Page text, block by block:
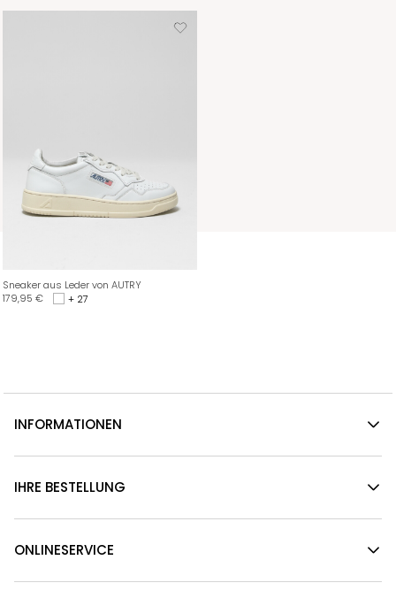
Sneaker aus Leder von AUTRY
179,95 € + 27
INFORMATIONEN
IHRE BESTELLUNG
ONLINESERVICE